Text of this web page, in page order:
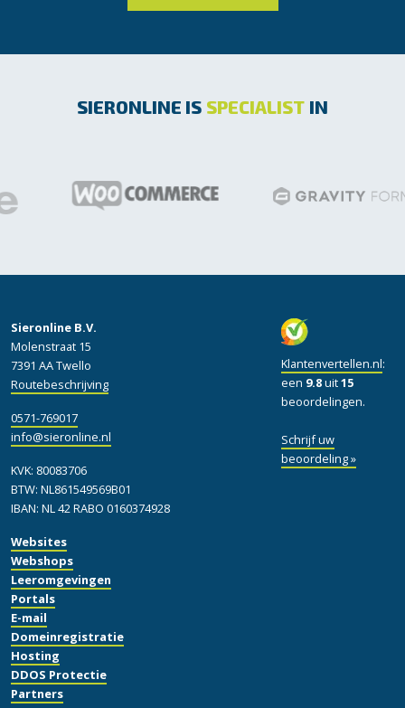
SIERONLINE IS SPECIALIST IN
Websites
Webshops
Leeromgevingen
Portals
E-mail
Domeinregistratie
Hosting
DDOS Protectie
Partners
Klantenvertellen.nl:
een 9.8uit15
beoordelingen.
Schrijf uw
beoordeling »
Sieronline B.V.
Molenstraat 15
7391 AA Twello
Routebeschrijving
0571-769017
info@sieronline.nl
KVK: 80083706
BTW: NL861549569B01
IBAN: NL 42 RABO 0160374928